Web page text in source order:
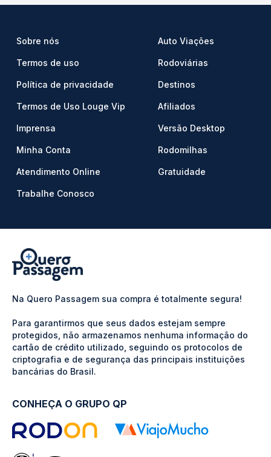
Sobre nós
Termos de uso
Política de privacidade
Termos de Uso Louge Vip
Imprensa
Minha Conta
Atendimento Online
Trabalhe Conosco
Auto Viações
Rodoviárias
Destinos
Afiliados
Versão Desktop
Rodomilhas
Gratuidade
Na Quero Passagem sua compra é totalmente segura!
Para garantirmos que seus dados estejam sempre
protegidos, não armazenamos nenhuma informação do
cartão de crédito utilizado, seguindo os protocolos de
criptografia e de segurança das principais instituições
bancárias do Brasil.
CONHEÇA O GRUPO QP